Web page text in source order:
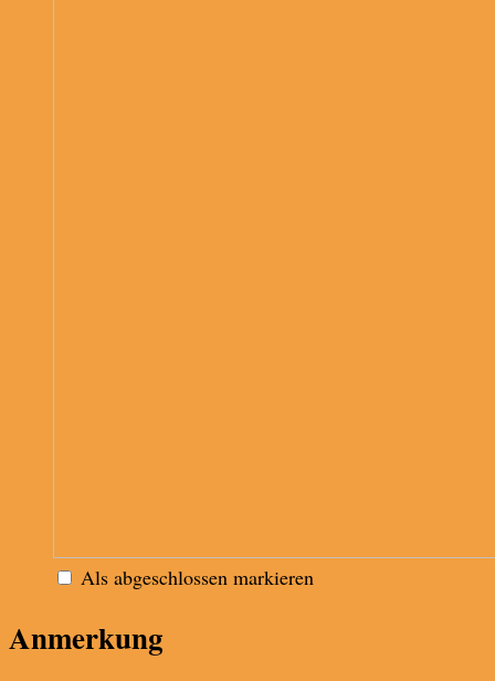
Als abgeschlossen markieren
Anmerkung